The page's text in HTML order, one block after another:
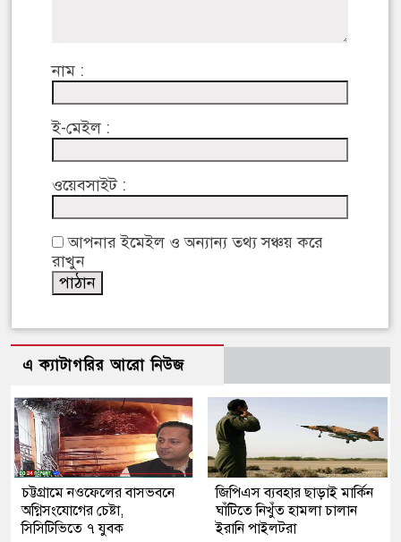
নাম :
ই-মেইল :
ওয়েবসাইট :
আপনার ইমেইল ও অন্যান্য তথ্য সঞ্চয় করে
রাখুন
এ ক্যাটাগরির আরো নিউজ
চট্টগ্রামে নওফেলের বাসভবনে
অগ্নিসংযোগের চেষ্টা,
সিসিটিভিতে ৭ যুবক
জিপিএস ব্যবহার ছাড়াই মার্কিন
ঘাঁটিতে নিখুঁত হামলা চালান
ইরানি পাইলটরা